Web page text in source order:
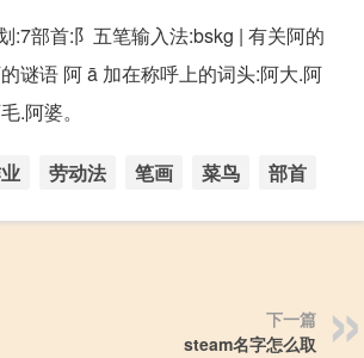
:7部首:阝五笔输入法:bskg | 有关阿的
谜语 阿 ā 加在称呼上的词头:阿大.阿
.阿婆。
劳动法 笔画 菜鸟 部首
下一篇
steam名字怎么取